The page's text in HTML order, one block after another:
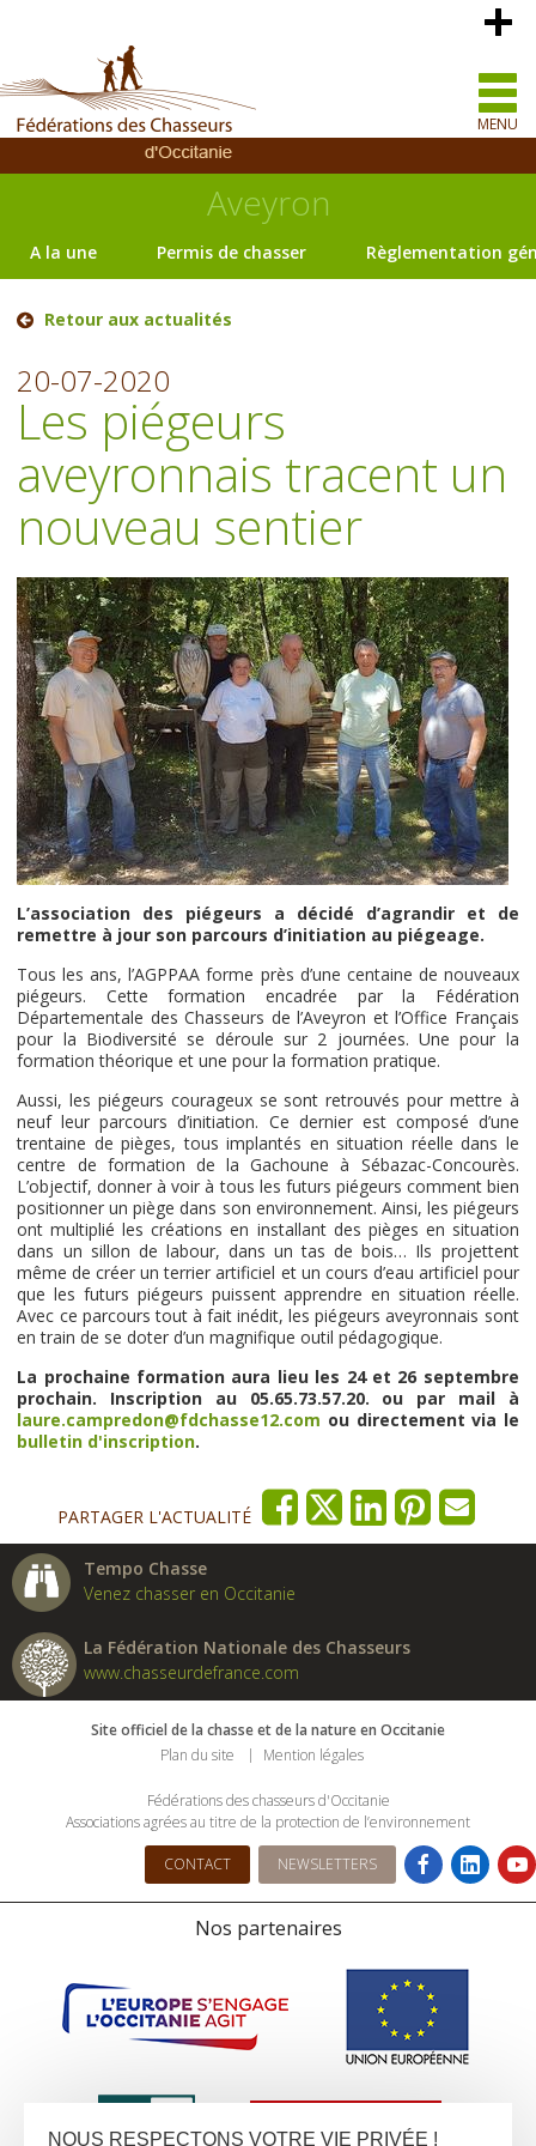
MENU
Aveyron
A la une Permis de chasser Règlementation
Retour aux actualités
20-07-2020
Les piégeurs
aveyronnais tracent un
nouveau sentier
L’association des piégeurs a décidé d’agrandir et de
remettre à jour son parcours d’initiation au piégeage.
Tous les ans, l’AGPPAA forme près d’une centaine de nouveaux
piégeurs. Cette formation encadrée par la Fédération
Départementale des Chasseurs de l’Aveyron et l’Office Français
pour la Biodiversité se déroule sur 2 journées. Une pour la
formation théorique et une pour la formation pratique.
Aussi, les piégeurs courageux se sont retrouvés pour mettre à
neuf leur parcours d’initiation. Ce dernier est composé d’une
trentaine de pièges, tous implantés en situation réelle dans le
centre de formation de la Gachoune à Sébazac-Concourès.
L’objectif, donner à voir à tous les futurs piégeurs comment bien
positionner un piège dans son environnement. Ainsi, les piégeurs
ont multiplié les créations en installant des pièges en situation
dans un sillon de labour, dans un tas de bois… Ils projettent
même de créer un terrier artificiel et un cours d’eau artificiel pour
que les futurs piégeurs puissent apprendre en situation réelle.
Avec ce parcours tout à fait inédit, les piégeurs aveyronnais sont
en train de se doter d’un magnifique outil pédagogique.
La prochaine formation aura lieu les 24 et 26 septembre
prochain. Inscription au 05.65.73.57.20. ou par mail à
laure.campredon@fdchasse12.com ou directement via le
bulletin d'inscription.
PARTAGER L'ACTUALITÉ
Tempo Chasse
Venez chasser en Occitanie
La Fédération Nationale des Chasseurs
www.chasseurdefrance.com
Site officiel de la chasse et de la nature en Occitanie
Plan du site
Mention légales
Fédérations des chasseurs d'Occitanie
Associations agrées au titre de la protection de l’environnement
CONTACT NEWSLETTERS
Nos partenaires
NOUS RESPECTONS VOTRE VIE PRIVÉE !